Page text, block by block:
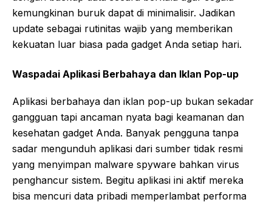
kemungkinan buruk dapat di minimalisir. Jadikan
update sebagai rutinitas wajib yang memberikan
kekuatan luar biasa pada gadget Anda setiap hari.
Waspadai Aplikasi Berbahaya dan Iklan Pop-up
Aplikasi berbahaya dan iklan pop-up bukan sekadar
gangguan tapi ancaman nyata bagi keamanan dan
kesehatan gadget Anda. Banyak pengguna tanpa
sadar mengunduh aplikasi dari sumber tidak resmi
yang menyimpan malware spyware bahkan virus
penghancur sistem. Begitu aplikasi ini aktif mereka
bisa mencuri data pribadi memperlambat performa